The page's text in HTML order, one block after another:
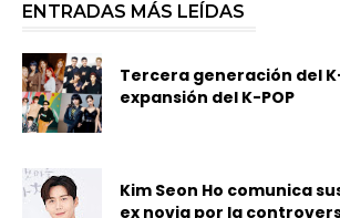
ENTRADAS MÁS LEÍDAS
Tercera generación del
expansión del K-POP
Kim Seon Ho comunica
ex novia por la